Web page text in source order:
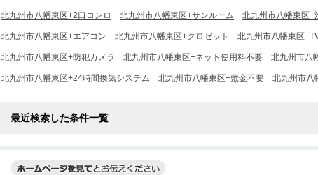
北九州市八幡東区+2口コンロ 北九州市八幡東区+サンルーム 北九州市八幡東区+
北九州市八幡東区+エアコン 北九州市八幡東区+クロゼット 北九州市八幡東区
北九州市八幡東区+防犯カメラ 北九州市八幡東区+ネット使用料不要 北九州市八
北九州市八幡東区+24時間換気システム 北九州市八幡東区+敷金不要 北九州市八
最近検索した条件一覧